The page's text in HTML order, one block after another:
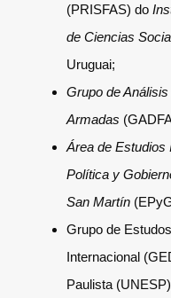
(PRISFAS) do
de Ciencias
Uruguai;
Grupo de
Armadas
Área de Estudios
Política y
San Martín
Grupo de
Internacional
Paulista